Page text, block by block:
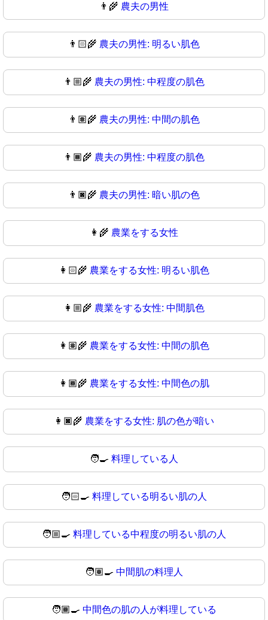
👨‍🌾 農夫の男性
👨🏻‍🌾 農夫の男性: 明るい肌色
👨🏼‍🌾 農夫の男性: 中程度の肌色
👨🏽‍🌾 農夫の男性: 中間の肌色
👨🏾‍🌾 農夫の男性: 中程度の肌色
👨🏿‍🌾 農夫の男性: 暗い肌の色
👩‍🌾 農業をする女性
👩🏻‍🌾 農業をする女性: 明るい肌色
👩🏼‍🌾 農業をする女性: 中間肌色
👩🏽‍🌾 農業をする女性: 中間の肌色
👩🏾‍🌾 農業をする女性: 中間色の肌
👩🏿‍🌾 農業をする女性: 肌の色が暗い
🧑‍🍳 料理している人
🧑🏻‍🍳 料理している明るい肌の人
🧑🏼‍🍳 料理している中程度の明るい肌の人
🧑🏽‍🍳 中間肌の料理人
🧑🏾‍🍳 中間色の肌の人が料理している